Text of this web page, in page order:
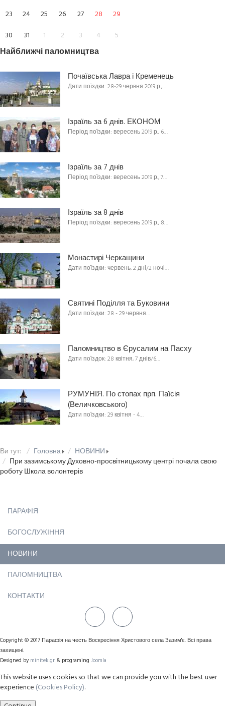
23
24 25 26 27 28
29
30
31 1 2 3 4 5
Найближчі паломництва
Почаївська Лавра і Кременець
Дати поїздки: 28-29 червня 2019 р.,…
Ізраїль за 6 днів. ЕКОНОМ
Період поїздки: вересень 2019 р., 6…
Ізраїль за 7 днів
Період поїздки: вересень 2019 р., 7…
Ізраїль за 8 днів
Період поїздки: вересень 2019 р., 8…
Монастирі Черкащини
Дати поїздки: червень, 2 дні/2 ночі…
Святині Поділля та Буковини
Дати поїздки: 28 - 29 червня…
Паломництво в Єрусалим на Пасху
Дати поїздок: 28 квітня, 7 днів/6…
РУМУНІЯ. По стопах прп. Паїсія
(Величковського)
Дати поїздки: 29 квітня - 4…
Ви тут: Головна
НОВИНИ
При зазимському Духовно-просвітницькому центрі почала свою
роботу Школа волонтерів
ПАРАФІЯ
БОГОСЛУЖІННЯ
НОВИНИ
ПАЛОМНИЦТВА
КОНТАКТИ
Copyright © 2017 Парафія на честь Воскресіння Христового села Зазим'є. Всі права
захищені.
Designed by minitek.gr & programing Joomla
This website uses cookies so that we can provide you with the best user
experience (Cookies Policy).